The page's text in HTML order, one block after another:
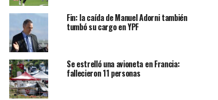
Fin: la caída de Manuel Adorni también
tumbó su cargo en YPF
Se estrelló una avioneta en Francia:
fallecieron 11 personas